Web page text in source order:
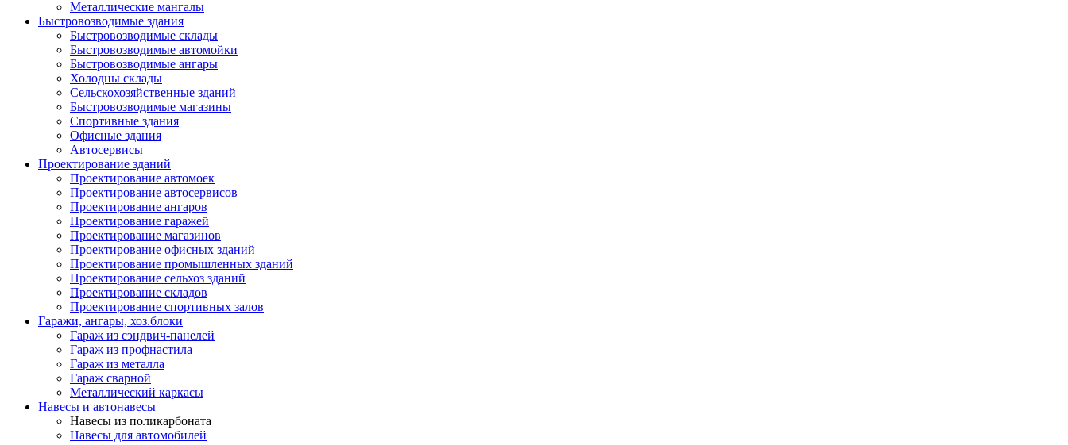
Металлические мангалы
Быстровозводимые здания
Быстровозводимые склады
Быстровозводимые автомойки
Быстровозводимые ангары
Холодны склады
Сельскохозяйственные зданий
Быстровозводимые магазины
Спортивные здания
Офисные здания
Автосервисы
Проектирование зданий
Проектирование автомоек
Проектирование автосервисов
Проектирование ангаров
Проектирование гаражей
Проектирование магазинов
Проектирование офисных зданий
Проектирование промышленных зданий
Проектирование сельхоз зданий
Проектирование складов
Проектирование спортивных залов
Гаражи, ангары, хоз.блоки
Гараж из сэндвич-панелей
Гараж из профнастила
Гараж из металла
Гараж сварной
Металлический каркасы
Навесы и автонавесы
Навесы из поликарбоната
Навесы для автомобилей